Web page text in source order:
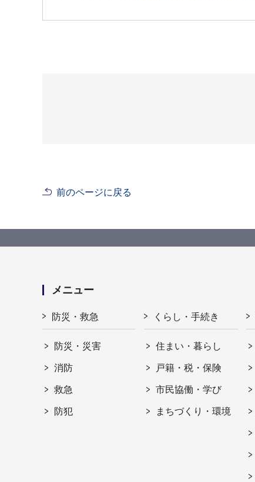
前のページに戻る
メニュー
防災・救急
防災・災害
消防
救急
防犯
くらし・手続き
住まい・暮らし
戸籍・税・保険
市民協働・学び
まちづくり・環境